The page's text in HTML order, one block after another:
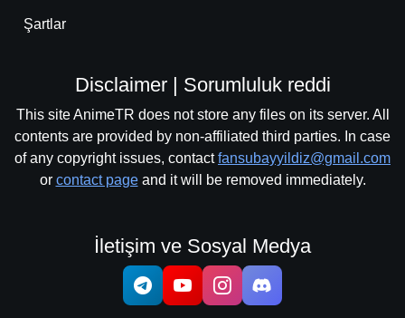
Şartlar
Disclaimer | Sorumluluk reddi
This site AnimeTR does not store any files on its server. All
contents are provided by non-affiliated third parties. In case
of any copyright issues, contactfansubayyildiz@gmail.com
or contact pageand it will be removed immediately.
İletişim ve Sosyal Medya